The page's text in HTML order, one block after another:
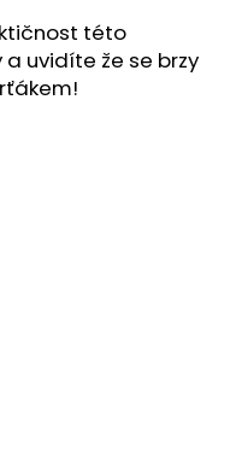
této
uvidíte že se brzy